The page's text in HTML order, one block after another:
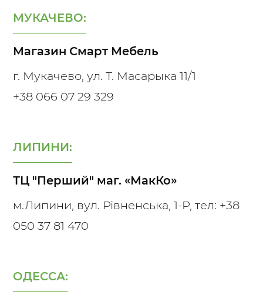
МУКАЧЕВО:
Магазин Смарт Мебель
г. Мукачево, ул. Т. Масарыка 11/1
+38 066 07 29 329
ЛИПИНИ:
ТЦ "Перший" маг. «МакКо»
м.Липини, вул. Рівненська, 1-Р, тел: +38
050 37 81 470
ОДЕССА: